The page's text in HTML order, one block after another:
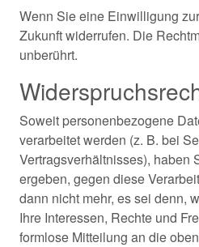
Wenn Sie eine Einwilligung
Zukunft widerrufen. Die
unberührt.
Soweit personenbezogene
verarbeitet werden (z. B. bei
Vertragsverhältnisses), haben
ergeben, gegen diese
dann nicht mehr, es sei denn,
Ihre Interessen, Rechte und
formlose Mitteilung an die